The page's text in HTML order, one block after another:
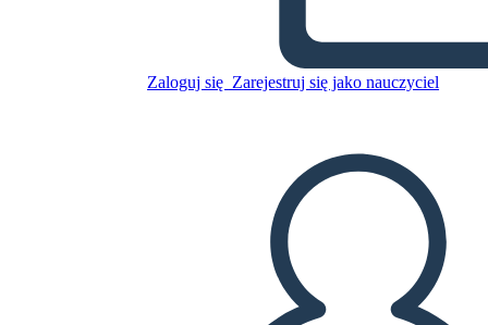
Zaloguj się Zarejestruj się jako nauczyciel
Hamilton
ODTWARZANIE POKAZU SLAJDÓW
PRZECZYTAJ MI